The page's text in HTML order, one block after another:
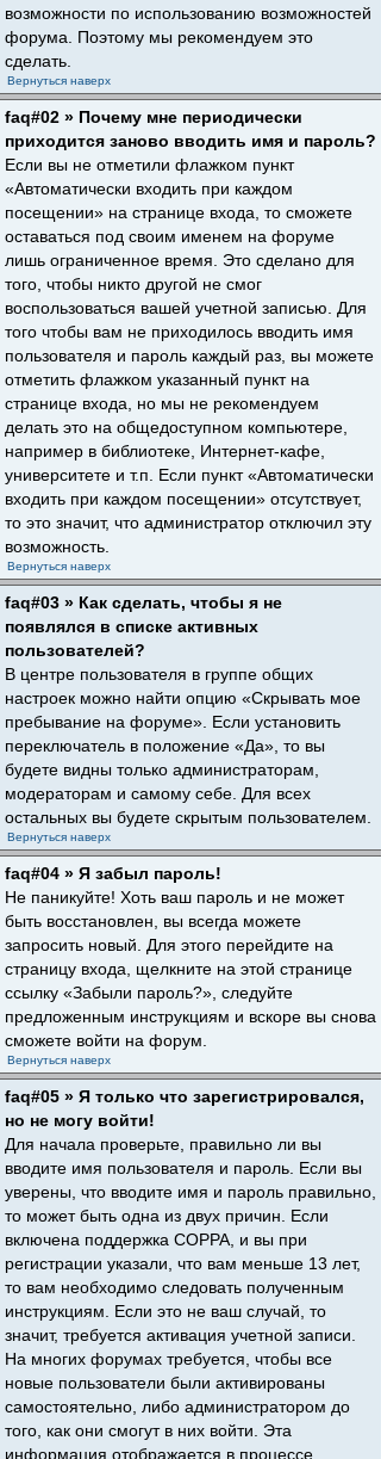
возможности по использованию возможностей
форума. Поэтому мы рекомендуем это
сделать.
Вернуться наверх
faq#02 » Почему мне периодически
приходится заново вводить имя и пароль?
Если вы не отметили флажком пункт
«Автоматически входить при каждом
посещении» на странице входа, то сможете
оставаться под своим именем на форуме
лишь ограниченное время. Это сделано для
того, чтобы никто другой не смог
воспользоваться вашей учетной записью. Для
того чтобы вам не приходилось вводить имя
пользователя и пароль каждый раз, вы можете
отметить флажком указанный пункт на
странице входа, но мы не рекомендуем
делать это на общедоступном компьютере,
например в библиотеке, Интернет-кафе,
университете и т.п. Если пункт «Автоматически
входить при каждом посещении» отсутствует,
то это значит, что администратор отключил эту
возможность.
Вернуться наверх
faq#03 » Как сделать, чтобы я не
появлялся в списке активных
пользователей?
В центре пользователя в группе общих
настроек можно найти опцию «Скрывать мое
пребывание на форуме». Если установить
переключатель в положение «Да», то вы
будете видны только администраторам,
модераторам и самому себе. Для всех
остальных вы будете скрытым пользователем.
Вернуться наверх
faq#04 » Я забыл пароль!
Не паникуйте! Хоть ваш пароль и не может
быть восстановлен, вы всегда можете
запросить новый. Для этого перейдите на
страницу входа, щелкните на этой странице
ссылку «Забыли пароль?», следуйте
предложенным инструкциям и вскоре вы снова
сможете войти на форум.
Вернуться наверх
faq#05 » Я только что зарегистрировался,
но не могу войти!
Для начала проверьте, правильно ли вы
вводите имя пользователя и пароль. Если вы
уверены, что вводите имя и пароль правильно,
то может быть одна из двух причин. Если
включена поддержка COPPA, и вы при
регистрации указали, что вам меньше 13 лет,
то вам необходимо следовать полученным
инструкциям. Если это не ваш случай, то
значит, требуется активация учетной записи.
На многих форумах требуется, чтобы все
новые пользователи были активированы
самостоятельно, либо администратором до
того, как они смогут в них войти. Эта
информация отображается в процессе